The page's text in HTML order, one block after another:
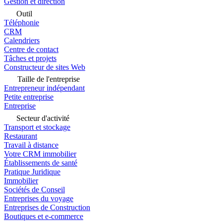
Outil
Téléphonie
CRM
Calendriers
Centre de contact
Tâches et projets
Constructeur de sites Web
Taille de l'entreprise
Entrepreneur indépendant
Petite entreprise
Entreprise
Secteur d'activité
Transport et stockage
Restaurant
Travail à distance
Votre CRM immobilier
Établissements de santé
Pratique Juridique
Immobilier
Sociétés de Conseil
Entreprises du voyage
Entreprises de Construction
Boutiques et e-commerce